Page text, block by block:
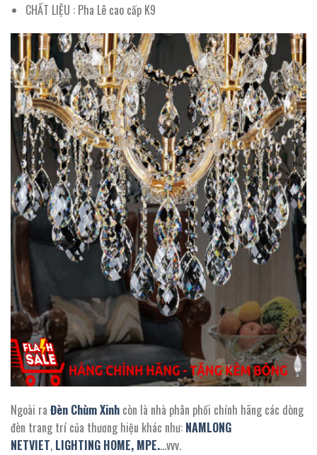
CHẤT LIỆU : Pha Lê cao cấp K9
Ngoài ra Đèn Chùm Xinh còn là nhà phân phối chính hãng các dòng
đèn trang trí của thương hiệu khác như: NAMLONG
NETVIET, LIGHTING HOME, MPE.…vvv.